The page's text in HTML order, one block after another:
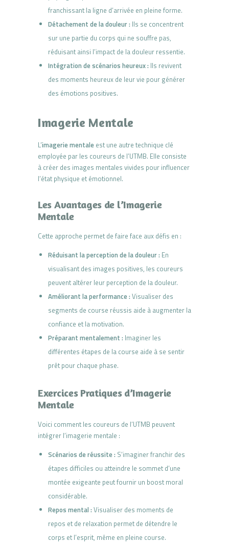
franchissant la ligne d’arrivée en pleine forme.
Détachement de la douleur : Ils se concentrent
sur une partie du corps qui ne souffre pas,
réduisant ainsi l’impact de la douleur ressentie.
Intégration de scénarios heureux : Ils revivent
des moments heureux de leur vie pour générer
des émotions positives.
Imagerie Mentale
L’imagerie mentale est une autre technique clé
employée par les coureurs de l’UTMB. Elle consiste
à créer des images mentales vivides pour influencer
l’état physique et émotionnel.
Les Avantages de l’Imagerie
Mentale
Cette approche permet de faire face aux défis en :
Réduisant la perception de la douleur : En
visualisant des images positives, les coureurs
peuvent altérer leur perception de la douleur.
Améliorant la performance : Visualiser des
segments de course réussis aide à augmenter la
confiance et la motivation.
Préparant mentalement : Imaginer les
différentes étapes de la course aide à se sentir
prêt pour chaque phase.
Exercices Pratiques d’Imagerie
Mentale
Voici comment les coureurs de l’UTMB peuvent
intégrer l’imagerie mentale :
Scénarios de réussite : S’imaginer franchir des
étapes difficiles ou atteindre le sommet d’une
montée exigeante peut fournir un boost moral
considérable.
Repos mental : Visualiser des moments de
repos et de relaxation permet de détendre le
corps et l’esprit, même en pleine course.